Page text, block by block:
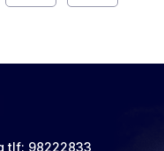
tlf: 98222833